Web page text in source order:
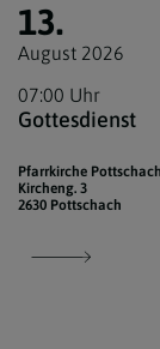
13.
August 2026
07:00 Uhr
Gottesdienst
Pfarrkirche Pottschach
Kircheng. 3
2630 Pottschach